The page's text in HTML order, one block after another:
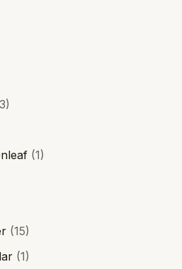
(1)
(15)
(1)